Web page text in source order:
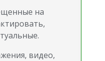
на
видео,